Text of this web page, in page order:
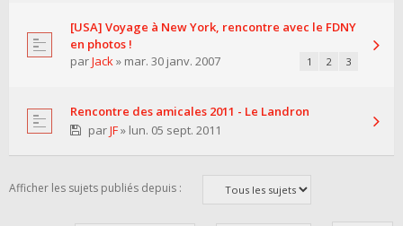
[USA] Voyage à New York, rencontre avec le FDNY
en photos !
parJack» mar. 30 janv. 2007 1 2 3
Rencontre des amicales 2011 - Le Landron
parJF» lun. 05 sept. 2011
Afficher les sujets publiés depuis :